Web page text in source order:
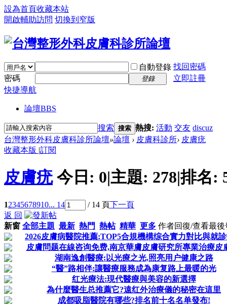
設為首頁收藏本站
開啟輔助訪問 切換到窄版
自動登錄 找回密碼
密碼
登錄
立即註冊
快捷導航
論壇BBS
搜索 搜索 熱搜: 活動 交友 discuz
台灣整形外科皮膚科診所論壇»論壇 › 皮膚科診所› 皮膚疣
收藏本版 |訂閱
皮膚疣 今日: 0|主題: 278|排名:
12345678910... 14 / 14 頁下一頁
返 回
新窗 全部主題 最新 熱門 熱帖 精華 更多 作者回復/查看最後
2026皮膚病醫院推薦:TOP5合規機構综合實力對比與就
皮膚問题在線咨询免费,南京華膚皮膚研究所專業治療皮
湖南逸創醫療:以光療之光,照亮用户健康之路
“醫”路相伴:讓醫療服務成為康复路上最暖的光
红光療法:現代醫療與美容的新選擇
為什麼醫生总推薦它?遠红外治療儀的秘密在這里
成都吸脂醫院有哪些?排名前十名名单發布!